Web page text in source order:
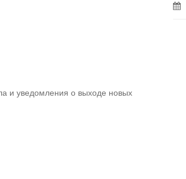
и уведомления о выходе новых